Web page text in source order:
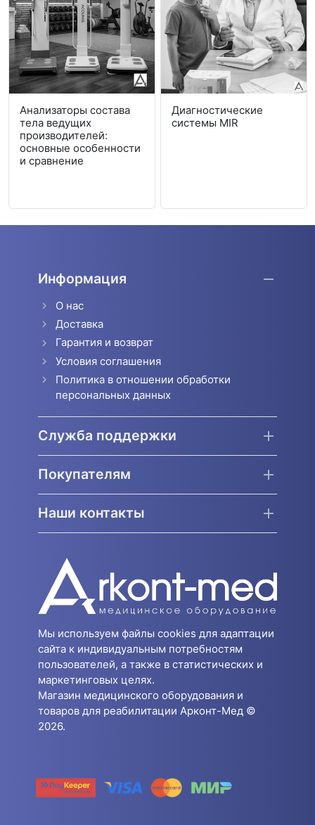
Анализаторы состава
тела ведущих
производителей:
основные особенности
и сравнение
Диагностические
системы MIR
Информация
О нас
Доставка
Гарантия и возврат
Условия соглашения
Политика в отношении обработки
персональных данных
Служба поддержки
Покупателям
Наши контакты
Мы используем файлы cookies для адаптации
сайта к индивидуальным потребностям
пользователей, а также в статистических и
маркетинговых целях.
Магазин медицинского оборудования и
товаров для реабилитации Арконт-Мед ©
2026.